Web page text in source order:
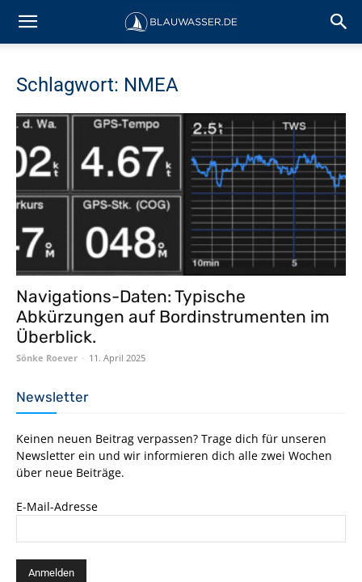
Schlagwort: NMEA
Navigations-Daten: Typische
Abkürzungen auf Bordinstrumenten im
Überblick.
Sönke Roever - 11. April 2025
Newsletter
Keinen neuen Beitrag verpassen? Trage dich für unseren
Newsletter ein und wir informieren dich alle zwei Wochen
über neue Beiträge.
E-Mail-Adresse